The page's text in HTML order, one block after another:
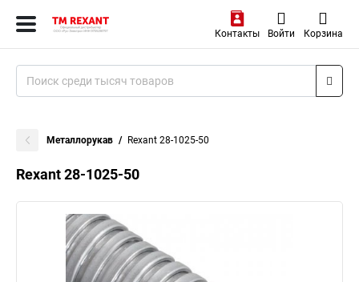
Контакты Войти Корзина
Металлорукав Rexant 28-1025-50
Rexant 28-1025-50